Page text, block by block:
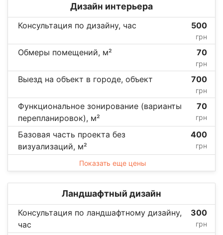
Дизайн интерьера
Консультация по дизайну, час 500
грн
Обмеры помещений, м² 70
грн
Выезд на объект в городе, объект 700
грн
Функциональное зонирование (варианты
перепланировок), м²
70
грн
Базовая часть проекта без
визуализаций, м²
400
грн
Показать еще цены
Ландшафтный дизайн
Консультация по ландшафтному дизайну,
час
300
грн